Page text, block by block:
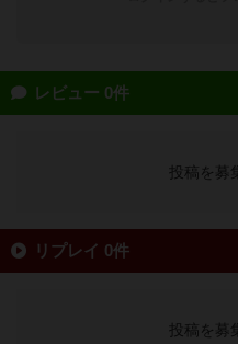
レビュー 0件
投稿を募
リプレイ 0件
投稿を募